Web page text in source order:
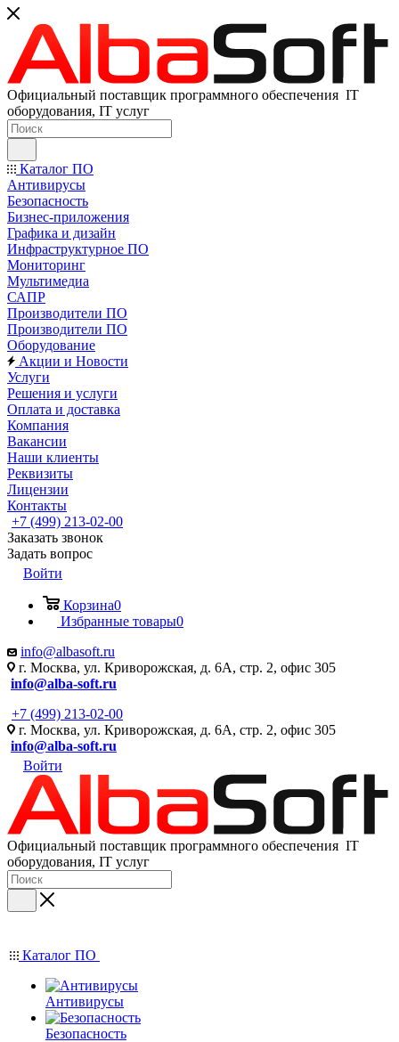
Официальный поставщик программного обеспечения IT
оборудования, IT услуг
Каталог ПО
Антивирусы
Безопасность
Бизнес-приложения
Графика и дизайн
Инфраструктурное ПО
Мониторинг
Мультимедиа
САПР
Производители ПО
Производители ПО
Оборудование
Акции и Новости
Услуги
Решения и услуги
Оплата и доставка
Компания
Вакансии
Наши клиенты
Реквизиты
Лицензии
Контакты
+7 (499) 213-02-00
Заказать звонок
Задать вопрос
Войти
Корзина0
Избранные товары0
info@albasoft.ru
г. Москва, ул. Криворожская, д. 6А, стр. 2, офис 305
info@alba-soft.ru
+7 (499) 213-02-00
г. Москва, ул. Криворожская, д. 6А, стр. 2, офис 305
info@alba-soft.ru
Войти
Официальный поставщик программного обеспечения IT
оборудования, IT услуг
Каталог ПО
Антивирусы
Безопасность